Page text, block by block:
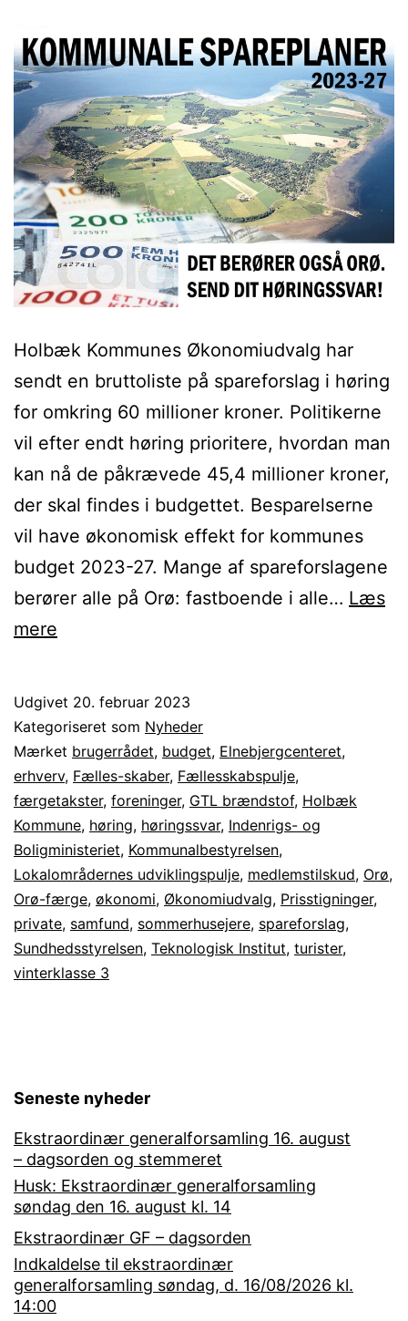
Holbæk Kommunes Økonomiudvalg har
sendt en bruttoliste på spareforslag i høring
for omkring 60 millioner kroner. Politikerne
vil efter endt høring prioritere, hvordan man
kan nå de påkrævede 45,4 millioner kroner,
der skal findes i budgettet. Besparelserne
vil have økonomisk effekt for kommunes
budget 2023-27. Mange af spareforslagene
berører alle på Orø: fastboende i alle… Læs
mere
Kommunes
spareforslag
Udgivet 20. februar 2023
Kategoriseret som Nyheder
Mærket brugerrådet, budget, Elnebjergcenteret,
erhverv, Fælles-skaber, Fællesskabspulje,
færgetakster, foreninger, GTL brændstof, Holbæk
Kommune, høring, høringssvar, Indenrigs- og
Boligministeriet, Kommunalbestyrelsen,
Lokalområdernes udviklingspulje, medlemstilskud, Orø,
Orø-færge, økonomi, Økonomiudvalg, Prisstigninger,
private, samfund, sommerhusejere, spareforslag,
Sundhedsstyrelsen, Teknologisk Institut, turister,
vinterklasse 3
Seneste nyheder
Ekstraordinær generalforsamling 16. august
– dagsorden og stemmeret
Husk: Ekstraordinær generalforsamling
søndag den 16. august kl. 14
Ekstraordinær GF – dagsorden
Indkaldelse til ekstraordinær
generalforsamling søndag, d. 16/08/2026 kl.
14:00